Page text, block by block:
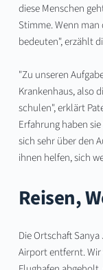
diese Menschen
Stimme. Wenn
bedeuten", erzählt
"Zu unseren
Krankenhaus, also
schulen", erklärt
Erfahrung haben
sich sehr über den
ihnen helfen, sich
Reisen,
Die Ortschaft
Airport entfernt. Wir